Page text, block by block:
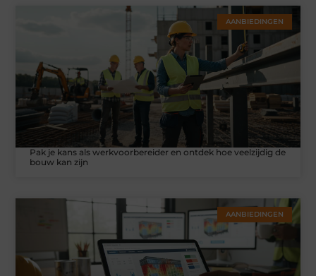
AANBIEDINGEN
Pak je kans als werkvoorbereider en ontdek hoe veelzijdig de
bouw kan zijn
AANBIEDINGEN